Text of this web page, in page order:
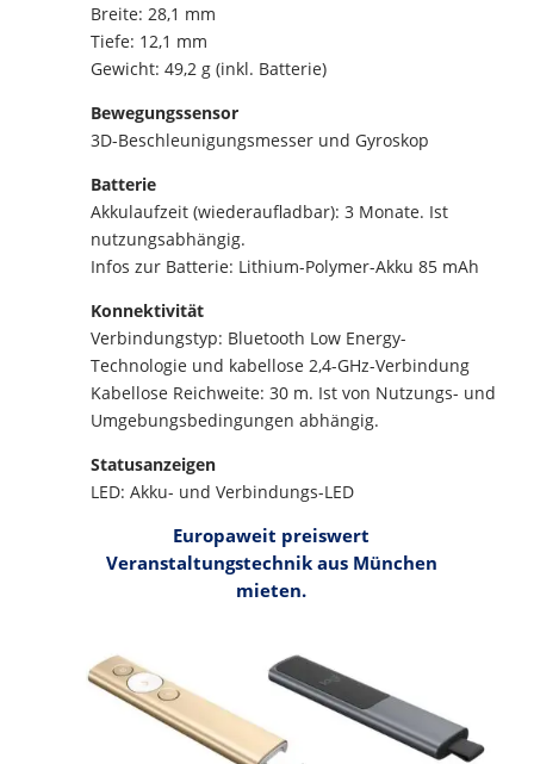
Breite: 28,1 mm
Tiefe: 12,1 mm
Gewicht: 49,2 g (inkl. Batterie)
Bewegungssensor
3D-Beschleunigungsmesser und Gyroskop
Batterie
Akkulaufzeit (wiederaufladbar): 3 Monate. Ist
nutzungsabhängig.
Infos zur Batterie: Lithium-Polymer-Akku 85 mAh
Konnektivität
Verbindungstyp: Bluetooth Low Energy-
Technologie und kabellose 2,4-GHz-Verbindung
Kabellose Reichweite: 30 m. Ist von Nutzungs- und
Umgebungsbedingungen abhängig.
Statusanzeigen
LED: Akku- und Verbindungs-LED
Europaweit preiswert
Veranstaltungstechnik aus München
mieten.